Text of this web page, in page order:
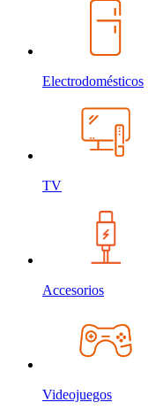
Electrodomésticos
TV
Accesorios
Videojuegos